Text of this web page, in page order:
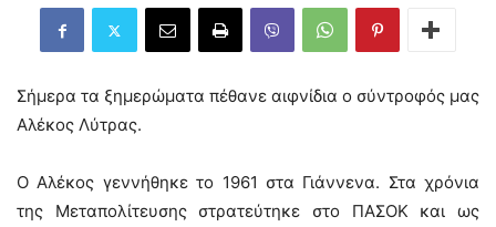
Σήμερα τα ξημερώματα πέθανε αιφνίδια ο σύντροφός μας
Αλέκος Λύτρας.
Ο Αλέκος γεννήθηκε το 1961 στα Γιάννενα. Στα χρόνια
της Μεταπολίτευσης στρατεύτηκε στο ΠΑΣΟΚ και ως